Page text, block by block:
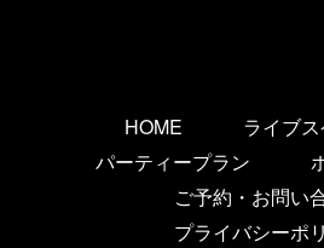
HOME
ライブ
パーティープラン
ご予約・お問い
プライバシーポ